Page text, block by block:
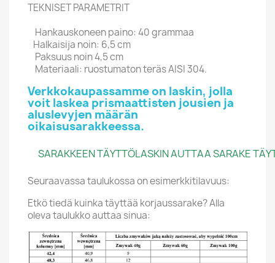
TEKNISET PARAMETRIT
Hankauskoneen paino: 40 grammaa
Halkaisija noin: 6,5 cm
Paksuus noin 4,5 cm
Materiaali: ruostumaton teräs AISI 304.
Verkkokaupassamme on laskin, jolla
voit laskea prismaattisten jousien ja
aluslevyjen määrän
oikaisusarakkeessa.
SARAKKEEN TÄYTTÖLASKIN AUTTAA SARAKE
Seuraavassa taulukossa on esimerkkitilavuus:
Etkö tiedä kuinka täyttää korjaussarake? Alla
oleva taulukko auttaa sinua: